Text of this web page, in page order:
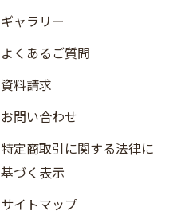
ギャラリー
よくあるご質問
資料請求
お問い合わせ
特定商取引に関する法律に
基づく表示
サイトマップ